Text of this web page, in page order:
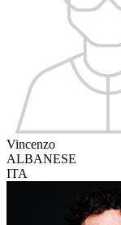
Vincenzo
ALBANESE
ITA